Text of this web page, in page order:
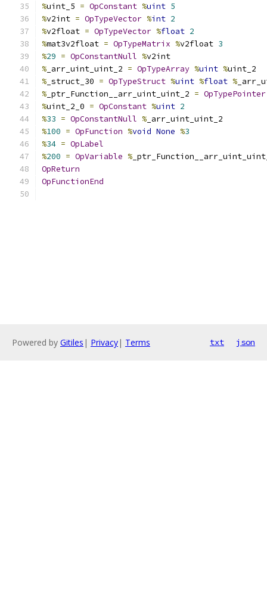
%uint_5 = OpConstant %uint 5
%v2int = OpTypeVector %int 2
%v2float = OpTypeVector %float 2
%mat3v2float = OpTypeMatrix %v2float 3
%29 = OpConstantNull %v2int
% _arr_uint_uint_2 = OpTypeArray %uint %uint_2
% _struct_30 = OpTypeStruct %uint %float %
% _ptr_Function__arr_uint_uint_2 = OpTypePointer
%uint_2_0 = OpConstant %uint 2
%33 = OpConstantNull % _arr_uint_uint_2
%100 = OpFunction %void None %3
%34 = OpLabel
%200 = OpVariable %
OpReturn
OpFunctionEnd
Powered by Gitiles | Privacy| Terms txt json